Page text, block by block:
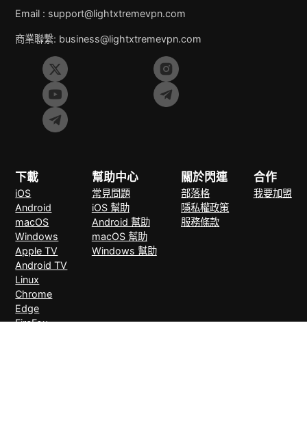
Email : support@lightxtremevpn.com
商業聯繫: business@lightxtremevpn.com
下載
iOS
Android
macOS
Windows
Apple TV
Android TV
Linux
Chrome
Edge
FireFox
幫助中心
常見問題
iOS 幫助
Android 幫助
macOS 幫助
Windows 幫助
關於閃連
部落格
隱私權政策
服務條款
合作
我要加盟